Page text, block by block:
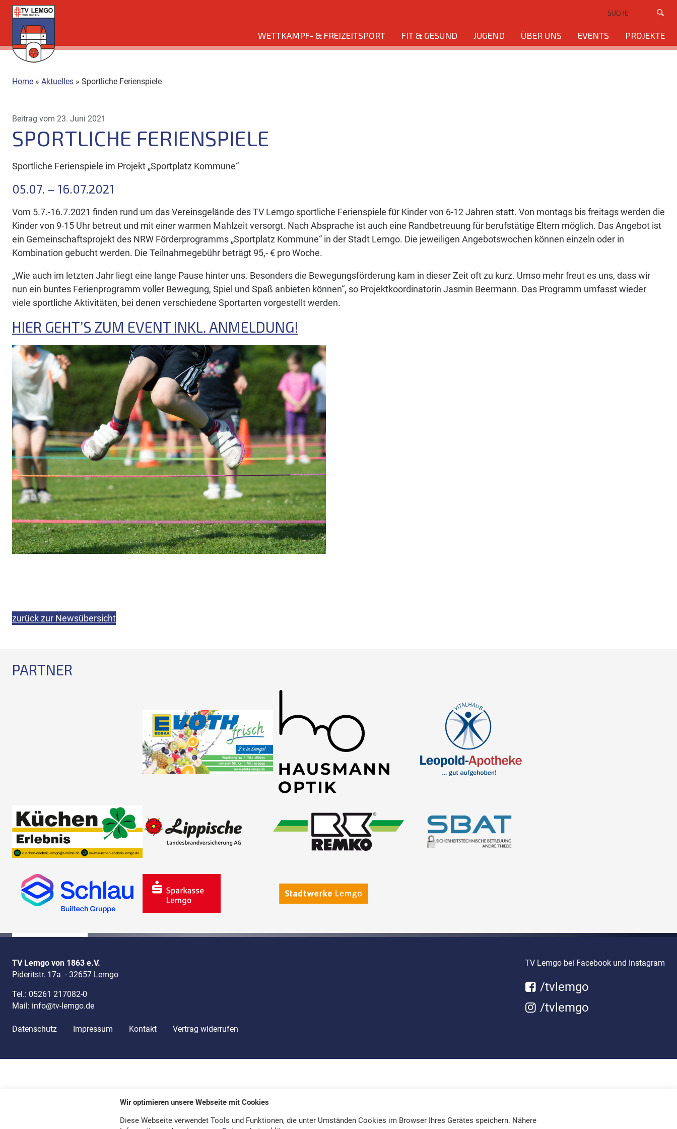
Direkt
zum
Inhalt
WETTKAMPF- & FREIZEITSPORT FIT & GESUND JUGEND ÜBER UNS EVENTS PROJEKTE
Home » Aktuelles » Sportliche Ferienspiele
Beitrag vom 23. Juni 2021
SPORTLICHE FERIENSPIELE
Sportliche Ferienspiele im Projekt „Sportplatz Kommune“
05.07. – 16.07.2021
Vom 5.7.-16.7.2021 finden rund um das Vereinsgelände des TV Lemgo sportliche Ferienspiele für Kinder von 6-12 Jahren statt. Von montags bis freitags werden die
Kinder von 9-15 Uhr betreut und mit einer warmen Mahlzeit versorgt. Nach Absprache ist auch eine Randbetreuung für berufstätige Eltern möglich. Das Angebot ist
ein Gemeinschaftsprojekt des NRW Förderprogramms „Sportplatz Kommune“ in der Stadt Lemgo. Die jeweiligen Angebotswochen können einzeln oder in
Kombination gebucht werden. Die Teilnahmegebühr beträgt 95,- € pro Woche.
„Wie auch im letzten Jahr liegt eine lange Pause hinter uns. Besonders die Bewegungsförderung kam in dieser Zeit oft zu kurz. Umso mehr freut es uns, dass wir
nun ein buntes Ferienprogramm voller Bewegung, Spiel und Spaß anbieten können“, so Projektkoordinatorin Jasmin Beermann. Das Programm umfasst wieder
viele sportliche Aktivitäten, bei denen verschiedene Sportarten vorgestellt werden.
HIER GEHT’S ZUM EVENT INKL. ANMELDUNG!
zurück zur Newsübersicht
PARTNER
TV Lemgo von 1863 e.V.
Pideritstr. 17a · 32657 Lemgo
Tel.: 05261 217082-0
Mail: info@tv-lemgo.de
Datenschutz Impressum Kontakt Vertrag widerrufen
TV Lemgo bei Facebook und Instagram
/tvlemgo
/tvlemgo
Wir optimieren unsere Webseite mit Cookies
Diese Webseite verwendet Tools und Funktionen, die unter Umständen Cookies im Browser Ihres Gerätes speichern. Nähere